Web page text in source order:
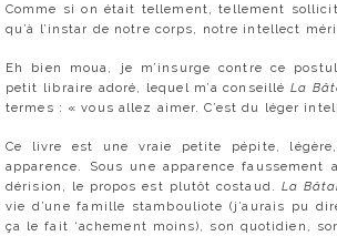
Comme si on était tellement, tellement
qu’à l’instar de notre corps, notre intellect
Eh bien moua, je m’insurge contre ce
petit libraire adoré, lequel m’a conseillé La
termes : « vous allez aimer. C’est du léger
Ce livre est une vraie petite pépite,
apparence. Sous une apparence faussement
dérision, le propos est plutôt costaud. La
vie d’une famille stambouliote (j’aurais pu
ça le fait ‘achement moins), son quotidien,